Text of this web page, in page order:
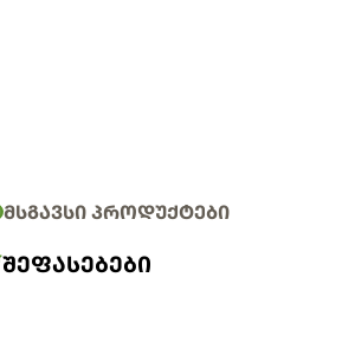
ᲛᲡᲒᲐᲕᲡᲘ ᲞᲠᲝᲓᲣᲥᲢᲔᲑᲘ
ᲨᲔᲤᲐᲡᲔᲑᲔᲑᲘ